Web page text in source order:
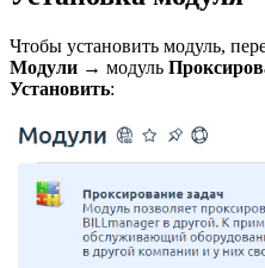
Чтобы установить модуль,
Модули → модуль
Установить: